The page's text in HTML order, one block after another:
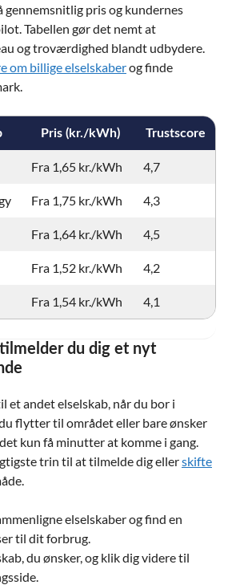
gennemsnitlig pris og kundernes
Tabellen gør det nemt at
og troværdighed blandt udbydere.
om billige elselskaberog finde
Pris (kr./kWh) Trustscore
Fra 1,65 kr./kWh 4,7
Fra 1,75 kr./kWh 4,3
Fra 1,64 kr./kWh 4,5
Fra 1,52 kr./kWh 4,2
Fra 1,54 kr./kWh 4,1
du dig et nyt
et andet elselskab, når du bor i
flytter til området eller bare ønsker
kun få minutter at komme i gang.
trin til at tilmelde dig ellerskifte
elselskaber og find en
til dit forbrug.
du ønsker, og klik dig videre til